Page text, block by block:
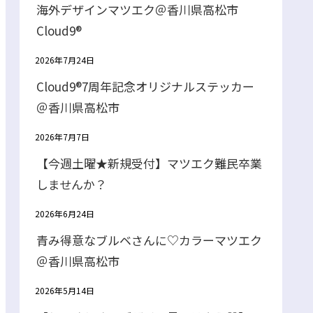
海外デザインマツエク＠香川県高松市
Cloud9®
2026年7月24日
Cloud9®7周年記念オリジナルステッカー
＠香川県高松市
2026年7月7日
【今週土曜★新規受付】マツエク難民卒業
しませんか？
2026年6月24日
青み得意なブルベさんに♡カラーマツエク
＠香川県高松市
2026年5月14日